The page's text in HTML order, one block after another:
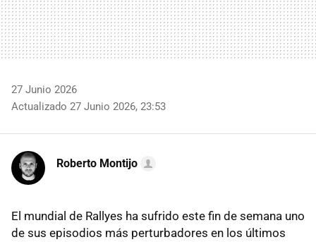
27 Junio 2026
Actualizado 27 Junio 2026, 23:53
Roberto Montijo
El mundial de Rallyes ha sufrido este fin de semana uno
de sus episodios más perturbadores en los últimos